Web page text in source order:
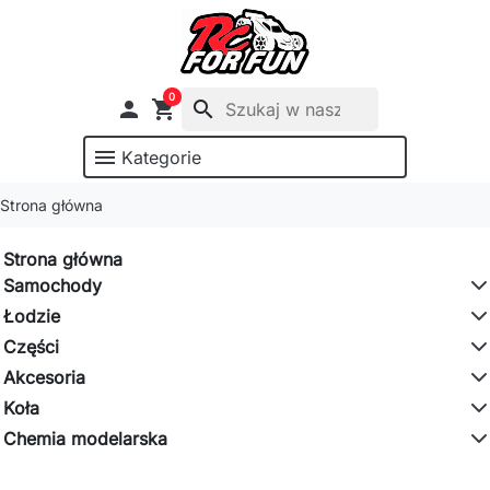
 shopping_cart
0
search
menu Kategorie
Strona główna
Strona główna
Samochody
Łodzie
Części
Akcesoria
Koła
Chemia modelarska